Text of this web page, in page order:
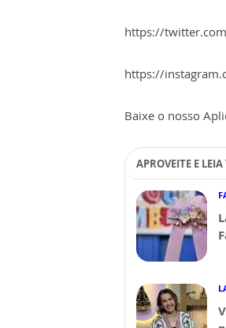
https://
https://
Baixe o nosso
APROVEITE E